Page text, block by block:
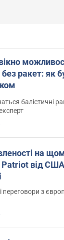
ракет: як
балістичні
на
Patriot від
переговори з